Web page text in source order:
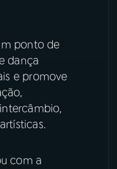
ponto de
dança
e promove
com a